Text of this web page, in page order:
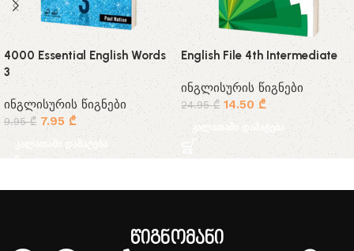
4000 Essential English Words
3
ინგლისურის წიგნები
9.95₾ 7.95 ₾
კალათაში დამატება
English File 4th Intermediate
ინგლისურის წიგნები
24.95₾ 14.50 ₾
კალათაში დამატება
წიგნომანი